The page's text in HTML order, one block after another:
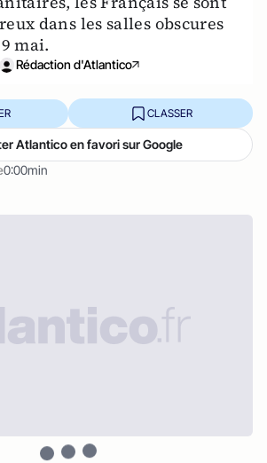
dans les salles obscures
mai.
Rédaction d'Atlantico
0:00min
CLASSER
Atlantico en favori sur Google